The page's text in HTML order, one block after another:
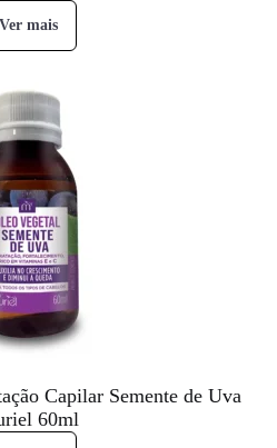
Ver mais
Capilar Semente de Uva
60ml